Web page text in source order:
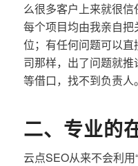
么很多客户上来就很信
每个项目均由我亲自
位；有任何问题可以
司那样，出了问题就
等借口，找不到负责人。
二、专业的
云点SEO从来不会利用